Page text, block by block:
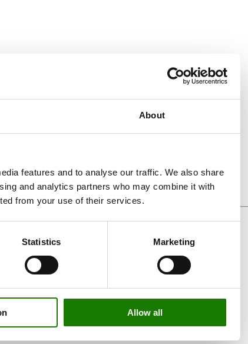
About
features and to analyse our traffic. We also share
and analytics partners who may combine it with
from your use of their services.
Statistics Marketing
Allow all